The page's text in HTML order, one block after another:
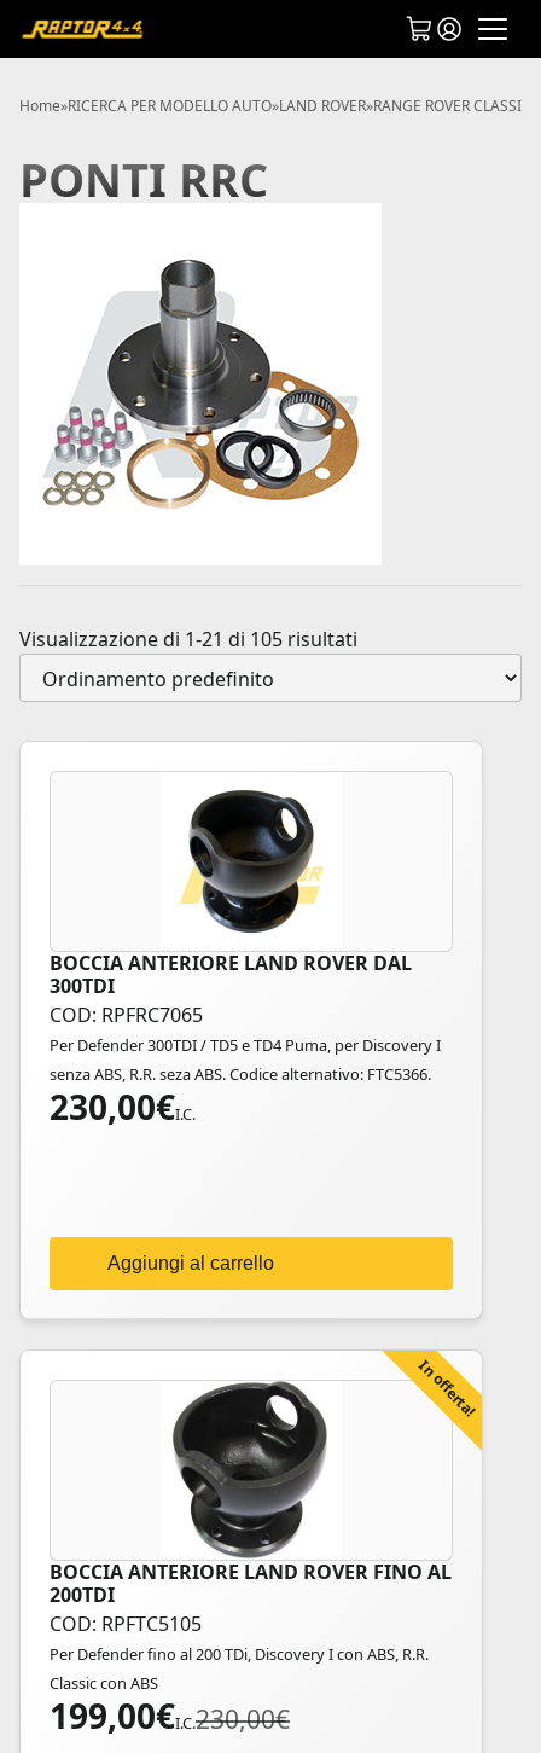
Home»RICERCA PER MODELLO AUTO»LAND ROVER»RANGE ROVER CLASSIC
PONTI RRC
Visualizzazione di 1-21 di 105 risultati
BOCCIA ANTERIORE LAND ROVER DAL
300TDI
COD: RPFRC7065
Per Defender 300TDI / TD5 e TD4 Puma, per Discovery I
senza ABS, R.R. seza ABS. Codice alternativo: FTC5366.
230,00€I.C.
Aggiungi al carrello
In offerta!
BOCCIA ANTERIORE LAND ROVER FINO AL
200TDI
COD: RPFTC5105
Per Defender fino al 200 TDi, Discovery I con ABS, R.R.
Classic con ABS
230,00€
Il
prezzo
199,00€
Il
prezzo
I.C.